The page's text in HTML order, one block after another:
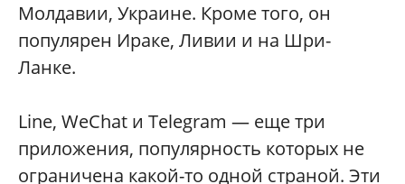
Молдавии, Украине. Кроме того, он
популярен Ираке, Ливии и на Шри-
Ланке.
Line, WeChat и Telegram — еще три
приложения, популярность которых не
ограничена какой-то одной страной. Эти